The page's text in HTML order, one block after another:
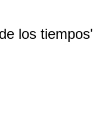
los tiempos'